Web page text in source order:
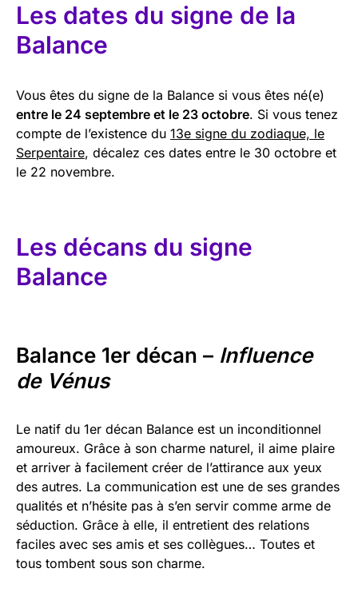
Les dates du signe de la
Balance
Vous êtes du signe de la Balance si vous êtes né(e)
entre le 24 septembre et le 23 octobre. Si vous tenez
compte de l’existence du 13e signe du zodiaque, le
Serpentaire, décalez ces dates entre le 30 octobre et
le 22 novembre.
Les décans du signe
Balance
Balance 1er décan – Influence
de Vénus
Le natif du 1er décan Balance est un inconditionnel
amoureux. Grâce à son charme naturel, il aime plaire
et arriver à facilement créer de l’attirance aux yeux
des autres. La communication est une de ses grandes
qualités et n’hésite pas à s’en servir comme arme de
séduction. Grâce à elle, il entretient des relations
faciles avec ses amis et ses collègues… Toutes et
tous tombent sous son charme.